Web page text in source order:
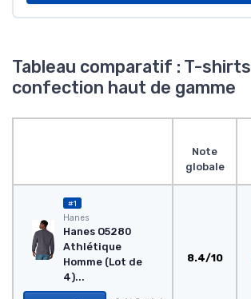
Tableau comparatif : T-shirts
confection haut de gamme
Note
globale
#1
Hanes
Hanes O5280
Athlétique
Homme (Lot de
4)...
8.4/10